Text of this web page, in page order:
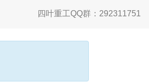
四叶重工QQ群：292311751